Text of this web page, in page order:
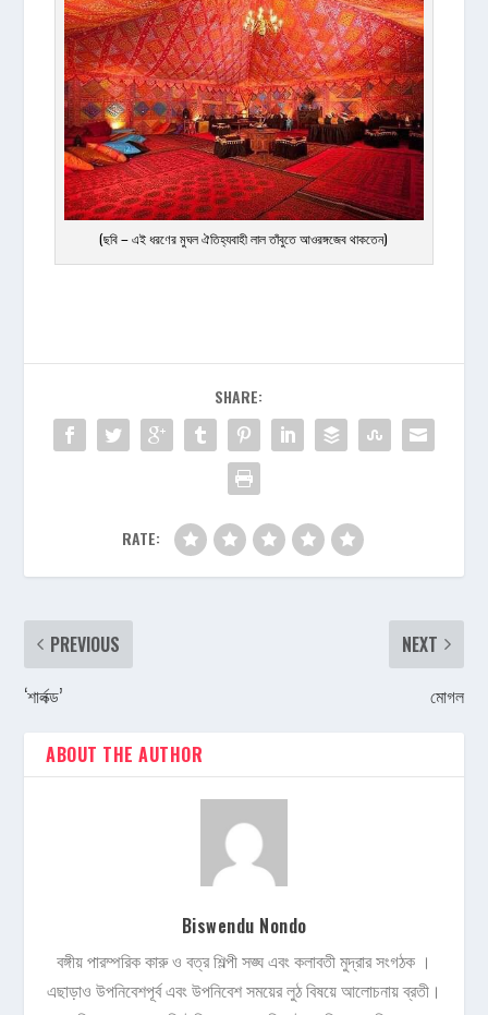
(ছবি – এই ধরণের মুঘল ঐতিহ্যবাহী লাল তাঁবুতে আওরঙ্গজেব থাকতেন)
SHARE:
RATE:
PREVIOUS
‘শার্লক্ড’
NEXT
মোগল
ABOUT THE AUTHOR
Biswendu Nondo
বঙ্গীয় পারম্পরিক কারু ও বত্র শিল্পী সঙ্ঘ এবং কলাবতী মুদ্রার সংগঠক ।
এছাড়াও উপনিবেশপূর্ব এবং উপনিবেশ সময়ের লুঠ বিষয়ে আলোচনায় ব্রতী।